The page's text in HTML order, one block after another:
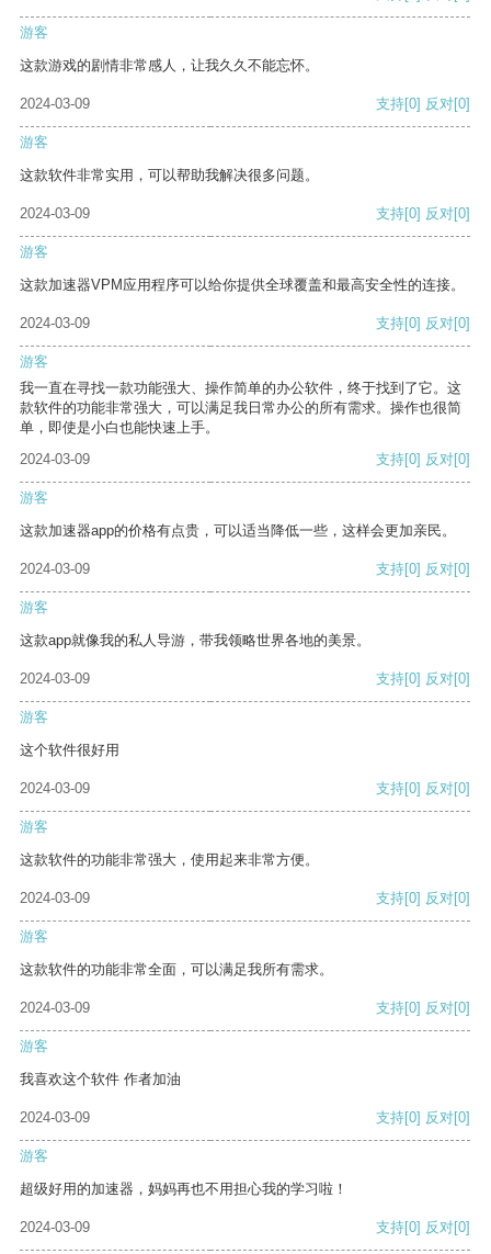
游客
这款游戏的剧情非常感人，让我久久不能忘怀。
2024-03-09 支持[0] 反对[0]
游客
这款软件非常实用，可以帮助我解决很多问题。
2024-03-09 支持[0] 反对[0]
游客
这款加速器VPM应用程序可以给你提供全球覆盖和最高安全性的连接。
2024-03-09 支持[0] 反对[0]
游客
我一直在寻找一款功能强大、操作简单的办公软件，终于找到了它。这
款软件的功能非常强大，可以满足我日常办公的所有需求。操作也很简
单，即使是小白也能快速上手。
2024-03-09
支持[0] 反对[0]
游客
这款加速器app的价格有点贵，可以适当降低一些，这样会更加亲民。
2024-03-09 支持[0] 反对[0]
游客
这款app就像我的私人导游，带我领略世界各地的美景。
2024-03-09 支持[0] 反对[0]
游客
这个软件很好用
2024-03-09 支持[0] 反对[0]
游客
这款软件的功能非常强大，使用起来非常方便。
2024-03-09 支持[0] 反对[0]
游客
这款软件的功能非常全面，可以满足我所有需求。
2024-03-09 支持[0] 反对[0]
游客
我喜欢这个软件 作者加油
2024-03-09 支持[0] 反对[0]
游客
超级好用的加速器，妈妈再也不用担心我的学习啦！
2024-03-09 支持[0] 反对[0]